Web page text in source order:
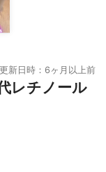
更新日時：6ヶ月以上前
レチノール